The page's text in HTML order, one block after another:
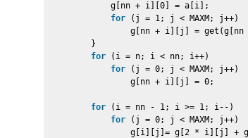
g[nn + i][0] = a[i];
for
(j = 1; j < MAXM; j++)
g[nn + i][j] =
}
for
(i = n; i < nn; i++)
for
(j = 0; j < MAXM; j++)
g[nn + i][j] = 0;
for
(i = nn - 1; i >= 1; i--)
for
(j = 0; j < MAXM; j++)
g[i][j]= g[2 * i][j] +